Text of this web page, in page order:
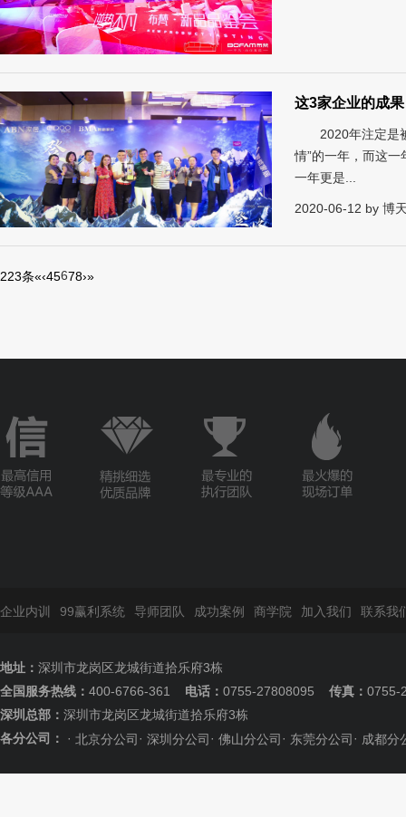
这3家企业的成
2020年注定是被
情”的一年，而这
一年更是...
2020-06-12 by 博
223条«‹45678›»
企业内训 99赢利系统 导师团队 成功案例 商学院 加入我们 联系我
地址： 深圳市龙岗区龙城街道拾乐府3栋
全国服务热线： 400-6766-361 电话： 0755-27808095 传真： 0755-
深圳总部： 深圳市龙岗区龙城街道拾乐府3栋
各分公司：
· 北京分公司 · 深圳分公司 · 佛山分公司 · 东莞分公司 · 成都分